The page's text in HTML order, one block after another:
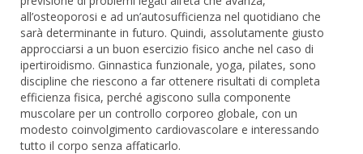
all’osteoporosi e ad un’autosufficienza nel quotidiano che
sarà determinante in futuro. Quindi, assolutamente giusto
approcciarsi a un buon esercizio fisico anche nel caso di
ipertiroidismo. Ginnastica funzionale, yoga, pilates, sono
discipline che riescono a far ottenere risultati di completa
efficienza fisica, perché agiscono sulla componente
muscolare per un controllo corporeo globale, con un
modesto coinvolgimento cardiovascolare e interessando
tutto il corpo senza affaticarlo.